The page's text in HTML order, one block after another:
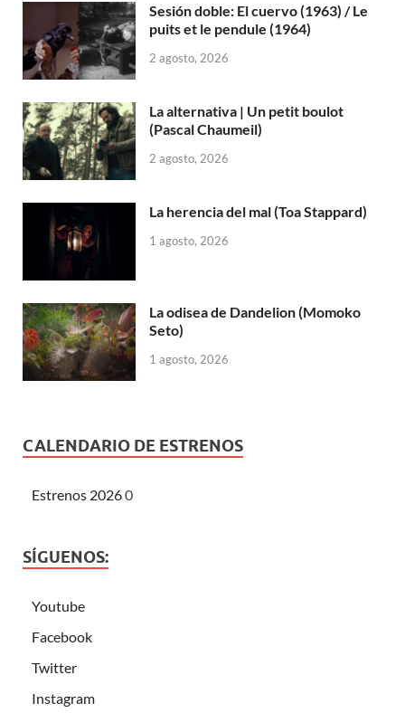
Sesión doble: El cuervo (1963) / Le
puits et le pendule (1964)
2 agosto, 2026
La alternativa | Un petit boulot
(Pascal Chaumeil)
2 agosto, 2026
La herencia del mal (Toa Stappard)
1 agosto, 2026
La odisea de Dandelion (Momoko
Seto)
1 agosto, 2026
CALENDARIO DE ESTRENOS
Estrenos 20260
SÍGUENOS:
Youtube
Facebook
Twitter
Instagram